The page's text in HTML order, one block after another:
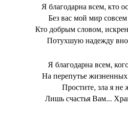
Я благодарна всем, кто
Без вас мой мир
Кто добрым словом,
Потухшую надежду
Я благодарна всем,
На перепутье
Простите, зла я не
Лишь счастья Вам...